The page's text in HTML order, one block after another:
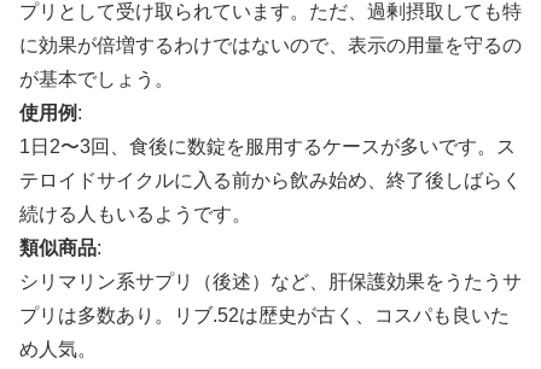
プリとして受け取られています。ただ、過剰摂取しても特
に効果が倍増するわけではないので、表示の用量を守るの
が基本でしょう。
使用例 :
1日2〜3回、食後に数錠を服用するケースが多いです。ス
テロイドサイクルに入る前から飲み始め、終了後しばらく
続ける人もいるようです。
類似商品:
シリマリン系サプリ（後述）など、肝保護効果をうたうサ
プリは多数あり。リブ.52は歴史が古く、コスパも良いた
め人気。